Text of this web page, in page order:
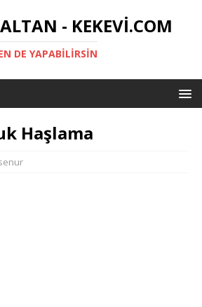
- KEKEVI.COM
DE YAPABILIRSIN
Haşlama